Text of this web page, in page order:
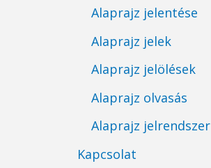
Alaprajz jelentése
Alaprajz jelek
Alaprajz jelölések
Alaprajz olvasás
Alaprajz jelrendszer
Kapcsolat